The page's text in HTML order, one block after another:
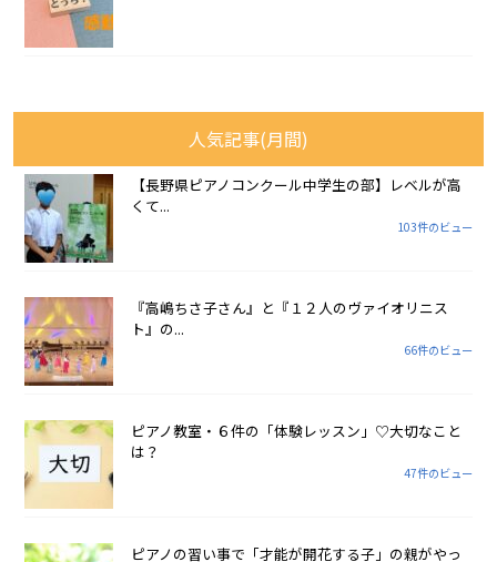
人気記事(月間)
【長野県ピアノコンクール中学生の部】レベルが高
くて...
103件のビュー
『高嶋ちさ子さん』と『１２人のヴァイオリニス
ト』の...
66件のビュー
ピアノ教室・６件の「体験レッスン」♡大切なこと
は？
47件のビュー
ピアノの習い事で「才能が開花する子」の親がやっ